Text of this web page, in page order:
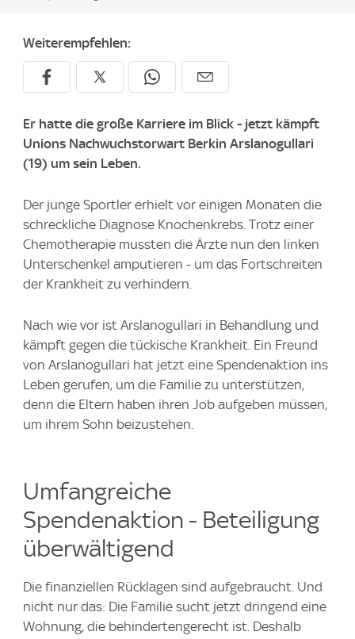
Weiterempfehlen:
Er hatte die große Karriere im Blick - jetzt kämpft
Unions Nachwuchstorwart Berkin Arslanogullari
(19) um sein Leben.
Der junge Sportler erhielt vor einigen Monaten die
schreckliche Diagnose Knochenkrebs. Trotz einer
Chemotherapie mussten die Ärzte nun den linken
Unterschenkel amputieren - um das Fortschreiten
der Krankheit zu verhindern.
Nach wie vor ist Arslanogullari in Behandlung und
kämpft gegen die tückische Krankheit. Ein Freund
von Arslanogullari hat jetzt eine Spendenaktion ins
Leben gerufen, um die Familie zu unterstützen,
denn die Eltern haben ihren Job aufgeben müssen,
um ihrem Sohn beizustehen.
Umfangreiche
Spendenaktion - Beteiligung
überwältigend
Die finanziellen Rücklagen sind aufgebraucht. Und
nicht nur das: Die Familie sucht jetzt dringend eine
Wohnung, die behindertengerecht ist. Deshalb